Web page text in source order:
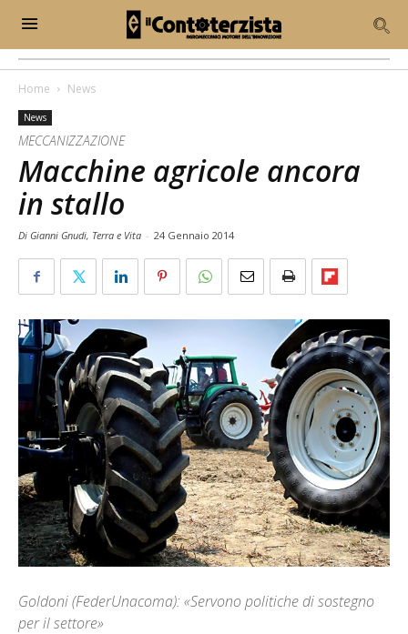
Home News
News
MECCANIZZAZIONE
Macchine agricole ancora
in stallo
Di Gianni Gnudi, Terra e Vita - 24 Gennaio 2014
Goldoni (FederUnacoma): «Servono politiche di sostegno
per il settore»